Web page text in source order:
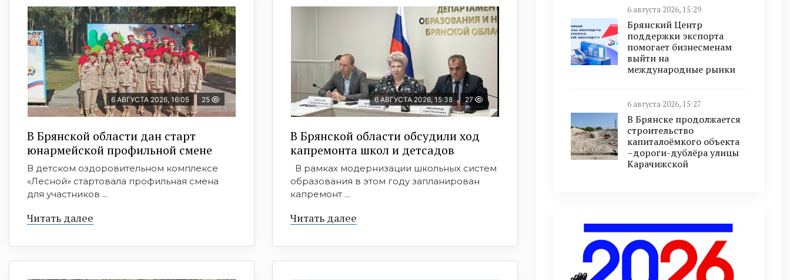
6 АВГУСТА 2026, 16:05 25
В Брянской области дан старт
юнармейской профильной смене
В детском оздоровительном комплексе
«Лесной» стартовала профильная смена
для участников ...
Читать далее
6 АВГУСТА 2026, 15:38 27
В Брянской области обсудили ход
капремонта школ и детсадов
В рамках модернизации школьных систем
образования в этом году запланирован
капремонт ...
Читать далее
6 августа 2026, 15:29
Брянский Центр
поддержки экспорта
помогает бизнесменам
выйти на
международные рынки
6 августа 2026, 15:27
В Брянске продолжается
строительство
капиталоёмкого объекта
–дороги-дублёра улицы
Карачижской